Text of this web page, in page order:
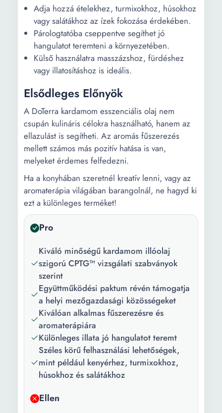
Adja hozzá ételekhez, turmixokhoz, húsokhoz
vagy salátákhoz az ízek fokozása érdekében.
Párologtatóba cseppentve segíthet jó
hangulatot teremteni a környezetében.
Külső használatra masszázshoz, fürdéshez
vagy illatosításhoz is ideális.
Elsődleges Előnyök
A DoTerra kardamom esszenciális olaj nem
csupán kulináris célokra használható, hanem az
ellazulást is segítheti. Az aromás fűszerezés
mellett számos más pozitív hatása is van,
melyeket érdemes felfedezni.
Ha a konyhában szeretnél kreatív lenni, vagy az
aromaterápia világában barangolnál, ne hagyd ki
ezt a különleges terméket!
Pro
Kiváló minőségű kardamom illóolaj
szigorú CPTG™ vizsgálati szabványok
szerint
Együttműködési paktum révén támogatja
a helyi mezőgazdasági közösségeket
Kiválóan alkalmas fűszerezésre és
aromaterápiára
Különleges illata jó hangulatot teremt
Széles körű felhasználási lehetőségek,
mint például kenyérhez, turmixokhoz,
húsokhoz és salátákhoz
Ellen